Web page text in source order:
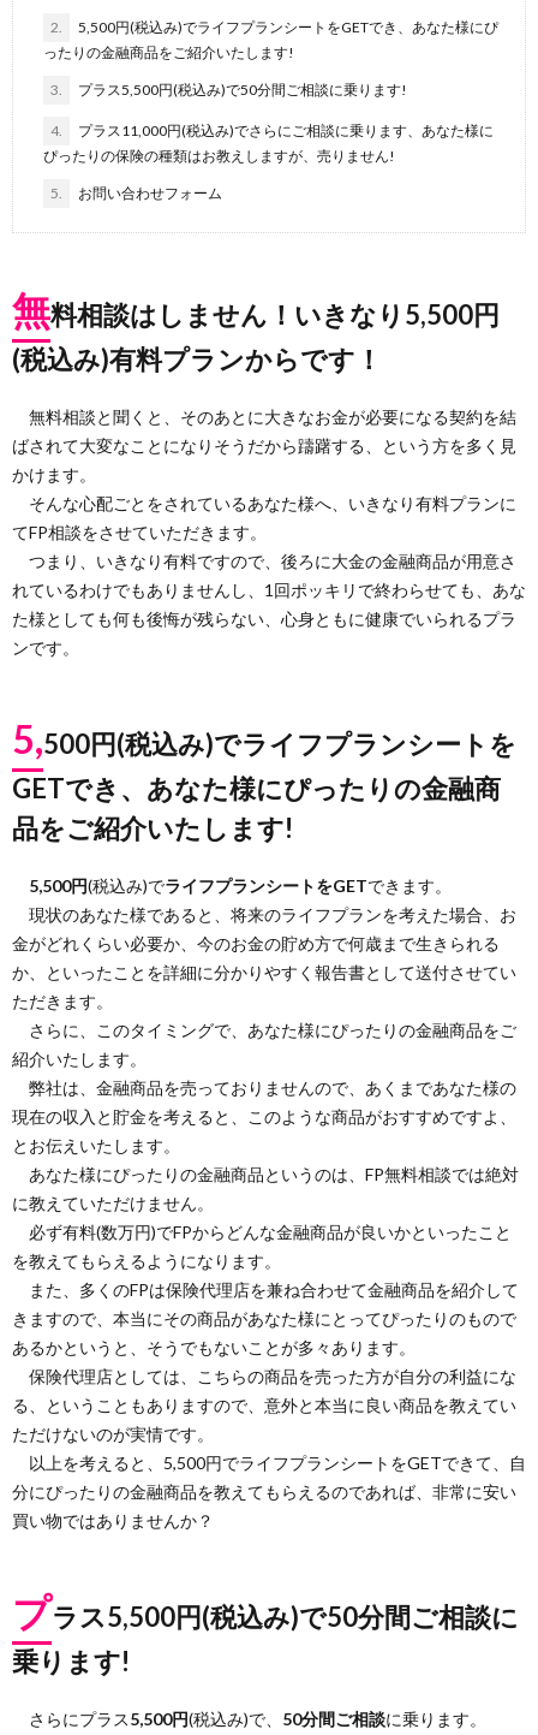
2.
5,500円(税込み)でライフプランシートをGETでき、あなた様にぴ
ったりの金融商品をご紹介いたします!
3. プラス5,500円(税込み)で50分間ご相談に乗ります!
4.
プラス11,000円(税込み)でさらにご相談に乗ります、あなた様に
ぴったりの保険の種類はお教えしますが、売りません!
5. お問い合わせフォーム
無料相談はしません！いきなり5,500円
(税込み)有料プランからです！
無料相談と聞くと、そのあとに大きなお金が必要になる契約を結
ばされて大変なことになりそうだから躊躇する、という方を多く見
かけます。
そんな心配ごとをされているあなた様へ、いきなり有料プランに
てFP相談をさせていただきます。
つまり、いきなり有料ですので、後ろに大金の金融商品が用意さ
れているわけでもありませんし、1回ポッキリで終わらせても、あな
た様としても何も後悔が残らない、心身ともに健康でいられるプラ
ンです。
5,500円(税込み)でライフプランシートを
GETでき、あなた様にぴったりの金融商
品をご紹介いたします!
5,500円(税込み)でライフプランシートをGETできます。
現状のあなた様であると、将来のライフプランを考えた場合、お
金がどれくらい必要か、今のお金の貯め方で何歳まで生きられる
か、といったことを詳細に分かりやすく報告書として送付させてい
ただきます。
さらに、このタイミングで、あなた様にぴったりの金融商品をご
紹介いたします。
弊社は、金融商品を売っておりませんので、あくまであなた様の
現在の収入と貯金を考えると、このような商品がおすすめですよ、
とお伝えいたします。
あなた様にぴったりの金融商品というのは、FP無料相談では絶対
に教えていただけません。
必ず有料(数万円)でFPからどんな金融商品が良いかといったこと
を教えてもらえるようになります。
また、多くのFPは保険代理店を兼ね合わせて金融商品を紹介して
きますので、本当にその商品があなた様にとってぴったりのもので
あるかというと、そうでもないことが多々あります。
保険代理店としては、こちらの商品を売った方が自分の利益にな
る、ということもありますので、意外と本当に良い商品を教えてい
ただけないのが実情です。
以上を考えると、5,500円でライフプランシートをGETできて、自
分にぴったりの金融商品を教えてもらえるのであれば、非常に安い
買い物ではありませんか？
プラス5,500円(税込み)で50分間ご相談に
乗ります!
さらにプラス5,500円(税込み)で、 50分間ご相談に乗ります。